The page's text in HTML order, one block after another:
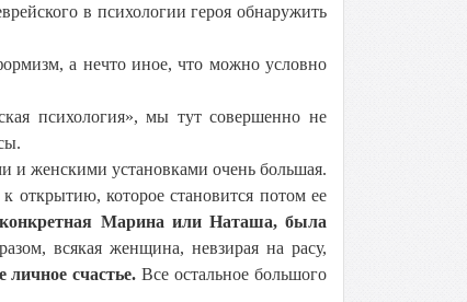
в психологии героя обнаружить
а нечто иное, что можно условно
психология», мы тут совершенно не
и женскими установками очень большая.
открытию, которое становится потом ее
конкретная Марина или Наташа, была
всякая женщина, невзирая на расу,
счастье. Все остальное большого